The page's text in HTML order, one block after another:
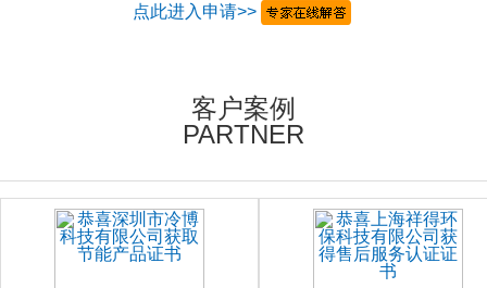
点此进入申请>>
客户案例
PARTNER